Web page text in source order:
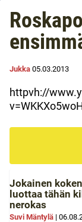
Jukka 05.03.2013
httpvh://
Jokainen
luottaa tähän
nerokas
Suvi Mäntylä |